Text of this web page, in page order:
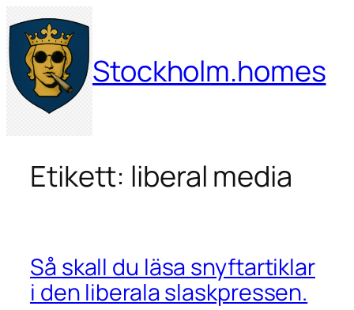
Hoppa
till
innehåll
Stockholm.homes
Etikett: liberal media
Så skall du läsa snyftartiklar
i den liberala slaskpressen.